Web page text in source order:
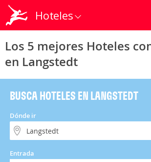
Hoteles
Los 5 mejores Hoteles
en Langstedt
BUSCA HOTELES EN LANGSTEDT
Dónde ir
Entrada